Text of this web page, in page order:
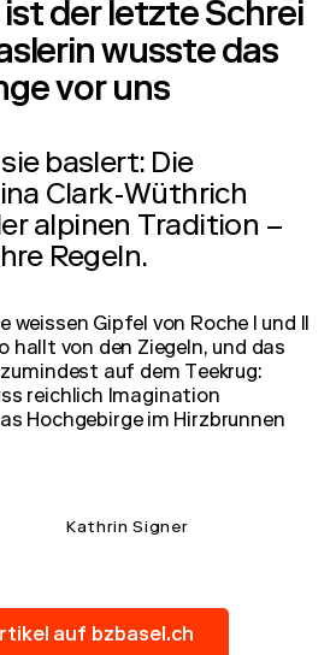
ist der letzte Schrei
wusste das
vor uns
baslert: Die
Clark-Wüthrich
alpinen Tradition –
Regeln.
weissen Gipfel von Roche I und II
hallt von den Ziegeln, und das
auf dem Teekrug:
reichlich Imagination
Hochgebirge im Hirzbrunnen
Kathrin Signer
auf bzbasel.ch